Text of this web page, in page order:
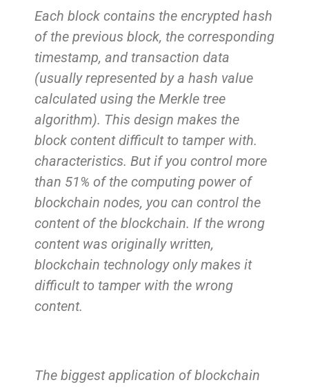
Each block contains the encrypted hash
of the previous block, the corresponding
timestamp, and transaction data
(usually represented by a hash value
calculated using the Merkle tree
algorithm). This design makes the
block content difficult to tamper with.
characteristics. But if you control more
than 51% of the computing power of
blockchain nodes, you can control the
content of the blockchain. If the wrong
content was originally written,
blockchain technology only makes it
difficult to tamper with the wrong
content.
The biggest application of blockchain